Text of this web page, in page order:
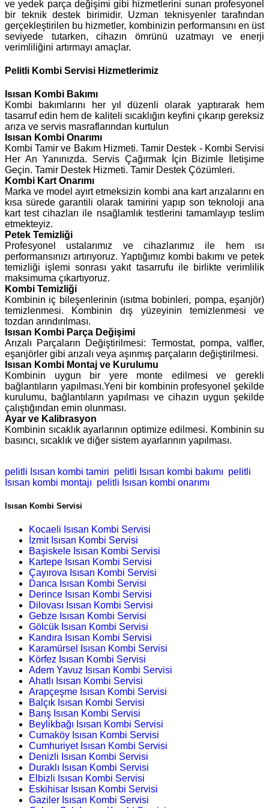
ve yedek parça değişimi gibi hizmetlerini sunan profesyonel
bir teknik destek birimidir. Uzman teknisyenler tarafından
gerçekleştirilen bu hizmetler, kombinizin performansını en üst
seviyede tutarken, cihazın ömrünü uzatmayı ve enerji
verimliliğini artırmayı amaçlar.
Pelitli Kombi Servisi Hizmetlerimiz
Isısan Kombi Bakımı
Kombi bakımlarını her yıl düzenli olarak yaptırarak hem
tasarruf edin hem de kaliteli sıcaklığın keyfini çıkarıp gereksiz
arıza ve servis masraflarından kurtulun
Isısan Kombi Onarımı
Kombi Tamir ve Bakım Hizmeti. Tamir Destek - Kombi Servisi
Her An Yanınızda. Servis Çağırmak İçin Bizimle İletişime
Geçin. Tamir Destek Hizmeti. Tamir Destek Çözümleri.
Kombi Kart Onarımı
Marka ve model ayırt etmeksizin kombi ana kart arızalarını en
kısa sürede garantili olarak tamirini yapıp son teknoloji ana
kart test cihazları ile nsağlamlık testlerini tamamlayıp teslim
etmekteyiz.
Petek Temizliği
Profesyonel ustalarımız ve cihazlarımız ile hem ısı
performansınızı artırıyoruz. Yaptığımız kombi bakımı ve petek
temizliği işlemi sonrası yakıt tasarrufu ile birlikte verimlilik
maksimuma çıkartıyoruz.
Kombi Temizliği
Kombinin iç bileşenlerinin (ısıtma bobinleri, pompa, eşanjör)
temizlenmesi. Kombinin dış yüzeyinin temizlenmesi ve
tozdan arındırılması.
Isısan Kombi Parça Değişimi
Arızalı Parçaların Değiştirilmesi: Termostat, pompa, valfler,
eşanjörler gibi arızalı veya aşınmış parçaların değiştirilmesi.
Isısan Kombi Montaj ve Kurulumu
Kombinin uygun bir yere monte edilmesi ve gerekli
bağlantıların yapılması.Yeni bir kombinin profesyonel şekilde
kurulumu, bağlantıların yapılması ve cihazın uygun şekilde
çalıştığından emin olunması.
Ayar ve Kalibrasyon
Kombinin sıcaklık ayarlarının optimize edilmesi. Kombinin su
basıncı, sıcaklık ve diğer sistem ayarlarının yapılması.
pelitli Isısan kombi tamiri pelitli Isısan kombi bakımı pelitli
Isısan kombi montajı pelitli Isısan kombi onarımı
Isısan Kombi Servisi
Kocaeli Isısan Kombi Servisi
İzmit Isısan Kombi Servisi
Başiskele Isısan Kombi Servisi
Kartepe Isısan Kombi Servisi
Çayırova Isısan Kombi Servisi
Darıca Isısan Kombi Servisi
Derince Isısan Kombi Servisi
Dilovası Isısan Kombi Servisi
Gebze Isısan Kombi Servisi
Gölcük Isısan Kombi Servisi
Kandıra Isısan Kombi Servisi
Karamürsel Isısan Kombi Servisi
Körfez Isısan Kombi Servisi
Adem Yavuz Isısan Kombi Servisi
Ahatlı Isısan Kombi Servisi
Arapçeşme Isısan Kombi Servisi
Balçık Isısan Kombi Servisi
Barış Isısan Kombi Servisi
Beylikbağı Isısan Kombi Servisi
Cumaköy Isısan Kombi Servisi
Cumhuriyet Isısan Kombi Servisi
Denizli Isısan Kombi Servisi
Duraklı Isısan Kombi Servisi
Elbizli Isısan Kombi Servisi
Eskihisar Isısan Kombi Servisi
Gaziler Isısan Kombi Servisi